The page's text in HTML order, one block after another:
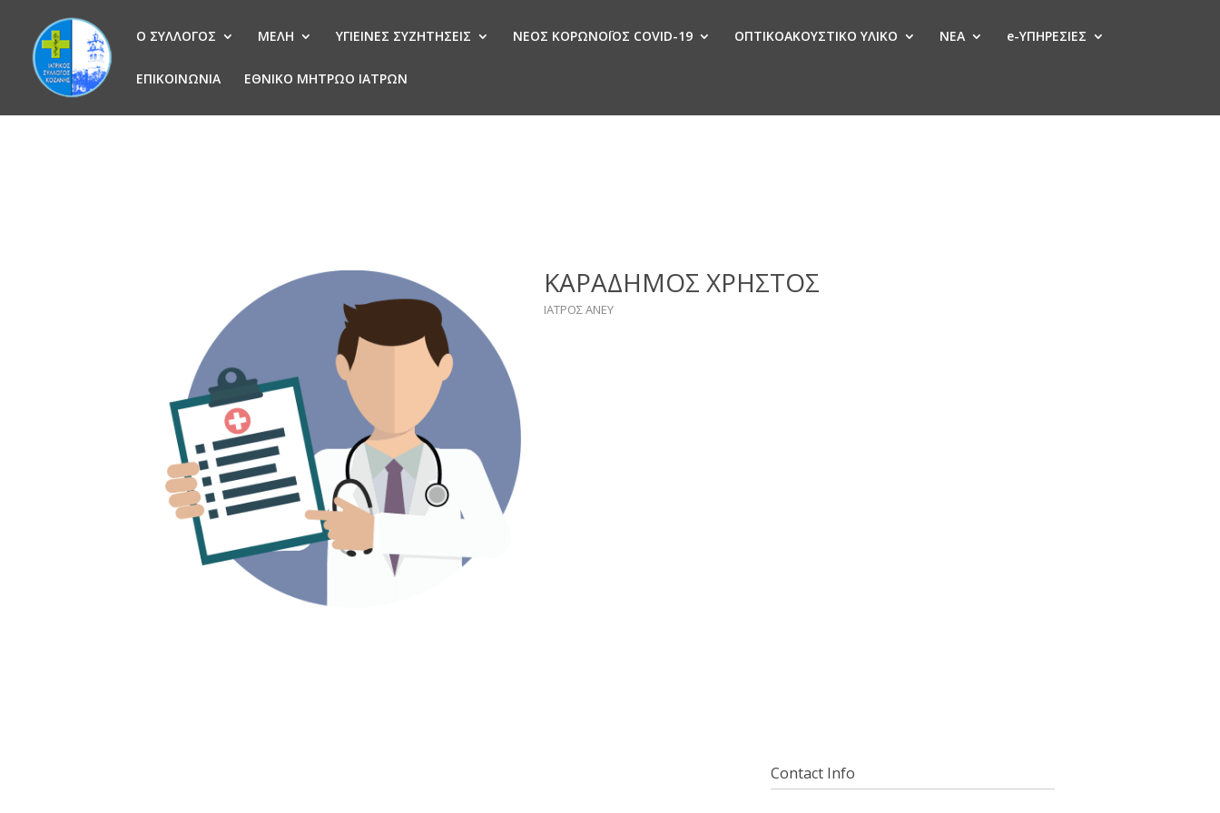
Ο ΣΥΛΛΟΓΟΣ ΜΕΛΗ ΥΓΙΕΙΝΕΣ ΣΥΖΗΤΗΣΕΙΣ ΝΕΟΣ ΚΟΡΩΝΟΪΟΣ COVID-19 ΟΠΤΙΚΟΑΚΟΥΣΤΙΚΟ ΥΛΙΚΟ ΝΕΑ e-ΥΠΗΡΕΣΙΕΣ
ΕΠΙΚΟΙΝΩΝΙΑ ΕΘΝΙΚΟ ΜΗΤΡΩΟ ΙΑΤΡΩΝ
ΚΑΡΑΔΗΜΟΣ ΧΡΗΣΤΟΣ
ΙΑΤΡΟΣ ΑΝΕΥ
Contact Info